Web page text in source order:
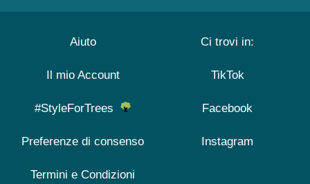
Aiuto
Il mio Account
#StyleForTrees
Preferenze di consenso
Termini e Condizioni
Ci trovi in:
TikTok
Facebook
Instagram